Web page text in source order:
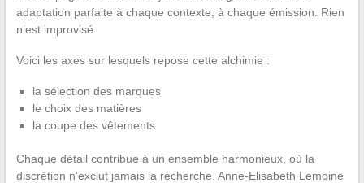
adaptation parfaite à chaque contexte, à chaque émission. Rien
n’est improvisé.
Voici les axes sur lesquels repose cette alchimie :
la sélection des marques
le choix des matières
la coupe des vêtements
Chaque détail contribue à un ensemble harmonieux, où la
discrétion n’exclut jamais la recherche. Anne-Elisabeth Lemoine